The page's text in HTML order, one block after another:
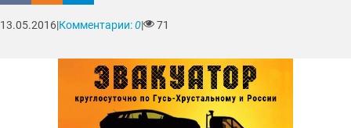
13.05.2016|Комментарии:0| 71